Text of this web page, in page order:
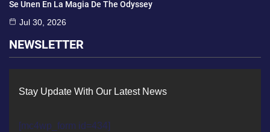
Se Unen En La Magia De The Odyssey
Jul 30, 2026
NEWSLETTER
Stay Update With Our Latest News
[mc4wp_form id=434]